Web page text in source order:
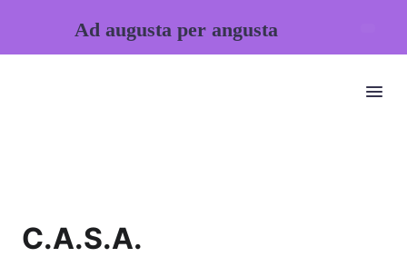
C.A.S.A.
Ad augusta per angusta